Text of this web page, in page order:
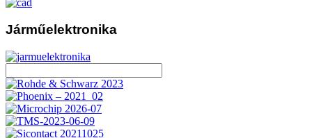
Járműelektronika